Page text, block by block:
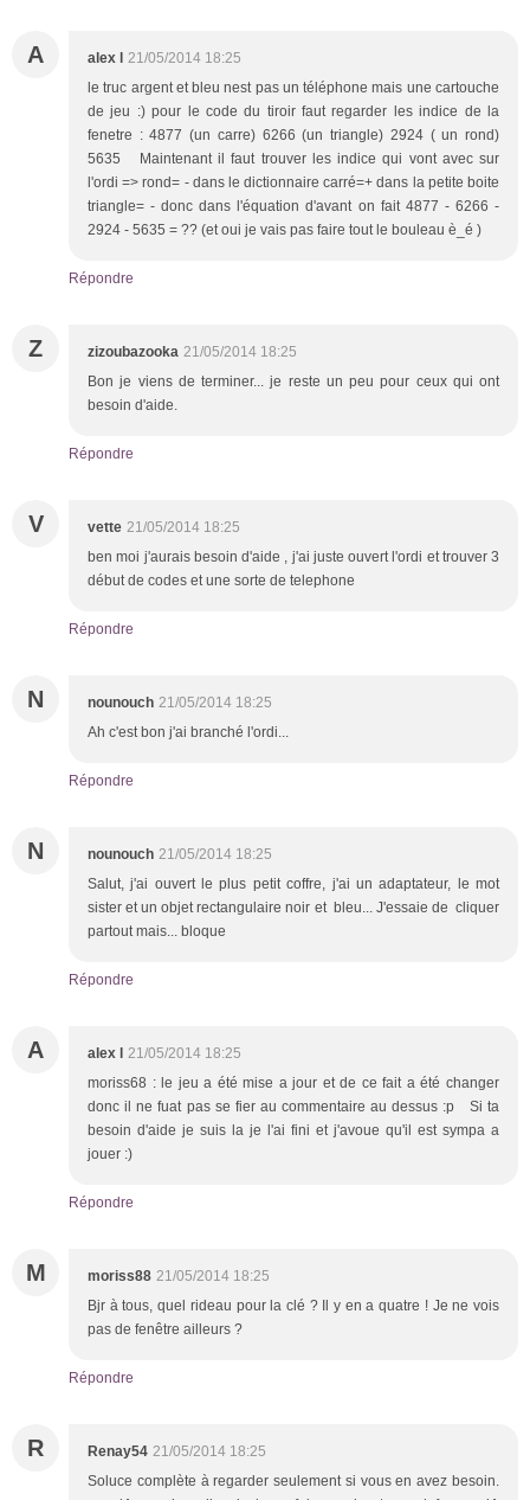
A alex l 21/05/2014 18:25
le truc argent et bleu nest pas un téléphone mais une cartouche
de jeu :) pour le code du tiroir faut regarder les indice de la
fenetre : 4877 (un carre) 6266 (un triangle) 2924 ( un rond)
5635 Maintenant il faut trouver les indice qui vont avec sur
l'ordi => rond= - dans le dictionnaire carré=+ dans la petite boite
triangle= - donc dans l'équation d'avant on fait 4877 - 6266 -
2924 - 5635 = ?? (et oui je vais pas faire tout le bouleau è_é )
Répondre
Z zizoubazooka 21/05/2014 18:25
Bon je viens de terminer... je reste un peu pour ceux qui ont
besoin d'aide.
Répondre
V vette 21/05/2014 18:25
ben moi j'aurais besoin d'aide , j'ai juste ouvert l'ordi et trouver 3
début de codes et une sorte de telephone
Répondre
N nounouch 21/05/2014 18:25
Ah c'est bon j'ai branché l'ordi...
Répondre
N nounouch 21/05/2014 18:25
Salut, j'ai ouvert le plus petit coffre, j'ai un adaptateur, le mot
sister et un objet rectangulaire noir et bleu... J'essaie de cliquer
partout mais... bloque
Répondre
A alex l 21/05/2014 18:25
moriss68 : le jeu a été mise a jour et de ce fait a été changer
donc il ne fuat pas se fier au commentaire au dessus :p Si ta
besoin d'aide je suis la je l'ai fini et j'avoue qu'il est sympa a
jouer :)
Répondre
M moriss88 21/05/2014 18:25
Bjr à tous, quel rideau pour la clé ? Il y en a quatre ! Je ne vois
pas de fenêtre ailleurs ?
Répondre
R Renay54 21/05/2014 18:25
Soluce complète à regarder seulement si vous en avez besoin.